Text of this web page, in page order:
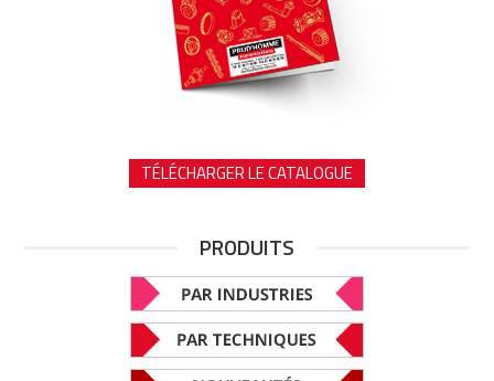
TÉLÉCHARGER LE CATALOGUE
PRODUITS